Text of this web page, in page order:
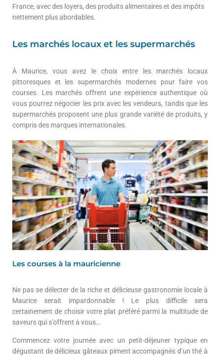
France, avec des loyers, des produits alimentaires et des impôts
nettement plus abordables.
Les marchés locaux et les supermarchés
À Maurice, vous avez le choix entre les marchés locaux
pittoresques et les supermarchés modernes pour faire vos
courses. Les marchés offrent une expérience authentique où
vous pourrez négocier les prix avec les vendeurs, tandis que les
supermarchés proposent une plus grande variété de produits, y
compris des marques internationales.
Les courses à la mauricienne
Ne pas se délecter de la riche et délicieuse gastronomie locale à
Maurice serait impardonnable ! Le plus difficile sera
certainement de choisir votre plat préféré parmi la multitude de
saveurs qui s’offrent à vous…
Commencez votre journée avec un petit-déjeuner typique en
dégustant de délicieux gâteaux piment accompagnés d’un thé à